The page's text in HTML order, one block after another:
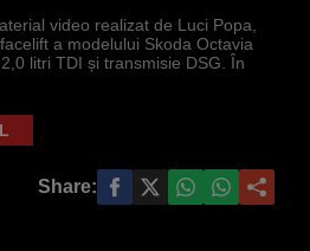
video realizat de Luci Popa,
a modelului Skoda Octavia
litri TDI și transmisie DSG. În
Share: